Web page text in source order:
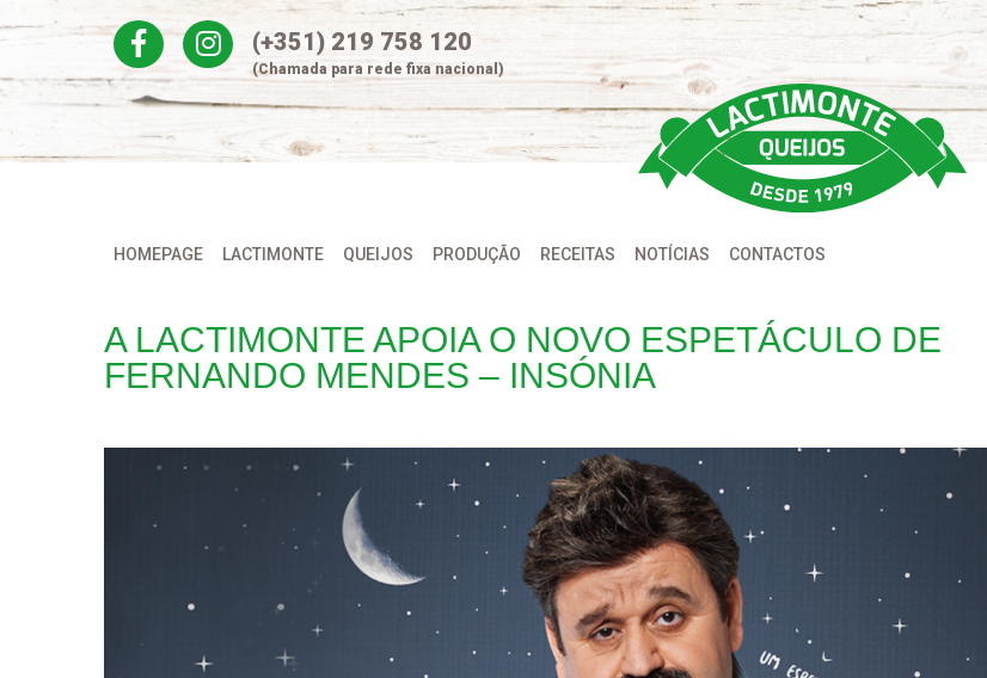
to
(+351) 219 758 120
(Chamada para rede fixa nacional)
HOMEPAGE LACTIMONTE QUEIJOS PRODUÇÃO RECEITAS NOTÍCIAS CONTACTOS
A LACTIMONTE APOIA O NOVO ESPETÁCULO DE
FERNANDO MENDES – INSÓNIA